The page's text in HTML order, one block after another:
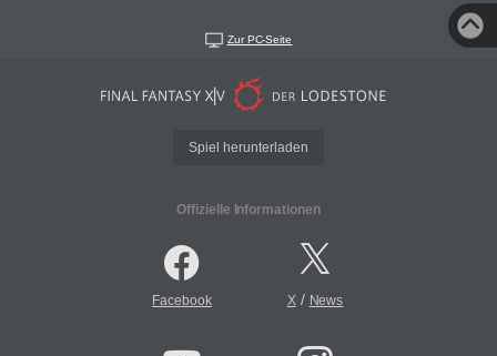
Zur PC-Seite
Spiel herunterladen
Offizielle Informationen
Facebook X/ News